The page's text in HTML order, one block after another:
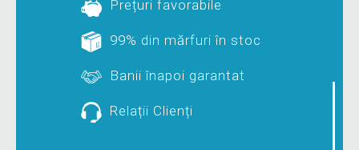
Prețuri favorabile
99% din mărfuri în stoc
Banii înapoi garantat
Relații Clienți